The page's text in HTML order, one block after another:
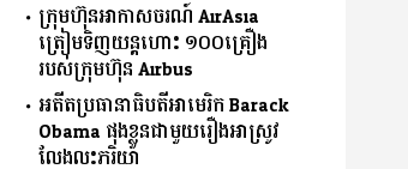
ក្រុមហ៊ុនអាកាសចរណ៍ AirAsia
ត្រៀមទិញយន្តហោះ ១០០គ្រឿង
របស់ក្រុមហ៊ុន Airbus
អតីតប្រធានាធិបតីអាមេរិក Barack
Obama ផុងខ្លួនជាមួយរឿងអាស្រូវ
លែងលះភរិយា